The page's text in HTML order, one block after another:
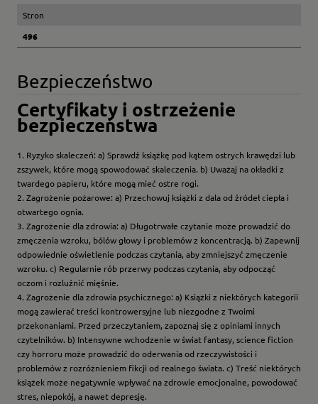
Stron
496
Bezpieczeństwo
Certyfikaty i ostrzeżenie
bezpieczeństwa
1. Ryzyko skaleczeń: a) Sprawdź książkę pod kątem ostrych krawędzi lub
zszywek, które mogą spowodować skaleczenia. b) Uważaj na okładki z
twardego papieru, które mogą mieć ostre rogi.
2. Zagrożenie pożarowe: a) Przechowuj książki z dala od źródeł ciepła i
otwartego ognia.
3. Zagrożenie dla zdrowia: a) Długotrwałe czytanie może prowadzić do
zmęczenia wzroku, bólów głowy i problemów z koncentracją. b) Zapewnij
odpowiednie oświetlenie podczas czytania, aby zmniejszyć zmęczenie
wzroku. c) Regularnie rób przerwy podczas czytania, aby odpocząć
oczom i rozluźnić mięśnie.
4. Zagrożenie dla zdrowia psychicznego: a) Książki z niektórych kategorii
mogą zawierać treści kontrowersyjne lub niezgodne z Twoimi
przekonaniami. Przed przeczytaniem, zapoznaj się z opiniami innych
czytelników. b) Intensywne wchodzenie w świat fantasy, science fiction
czy horroru może prowadzić do oderwania od rzeczywistości i
problemów z rozróżnieniem fikcji od realnego świata. c) Treść niektórych
książek może negatywnie wpływać na zdrowie emocjonalne, powodować
stres, niepokój, a nawet depresję.